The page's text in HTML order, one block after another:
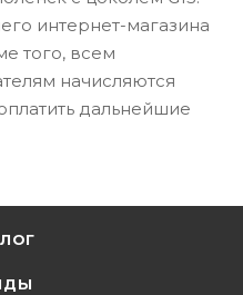
интернет-магазина
того, всем
начисляются
дальнейшие